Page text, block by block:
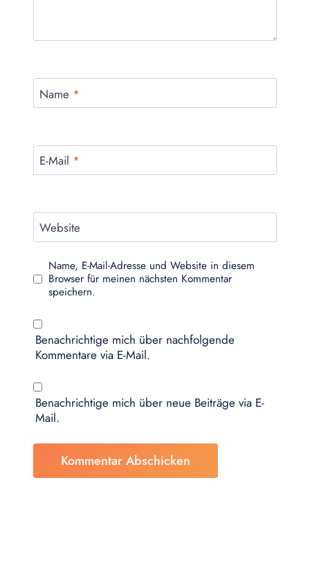
Name *
E-Mail *
Website
Name, E-Mail-Adresse und Website in diesem
Browser für meinen nächsten Kommentar
speichern.
Benachrichtige mich über nachfolgende
Kommentare via E-Mail.
Benachrichtige mich über neue Beiträge via E-
Mail.